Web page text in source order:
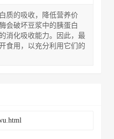
质的吸收，降低营养价
会破坏豆浆中的胰蛋白
消化吸收能力。因此，最
食用，以充分利用它们的